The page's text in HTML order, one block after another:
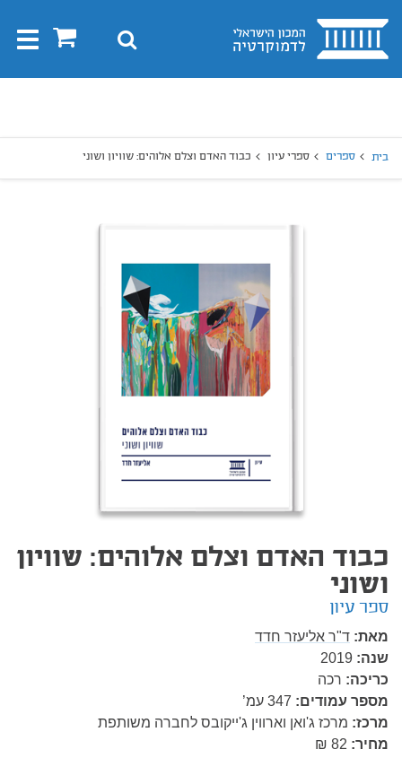
בית 0 חיפוש
בית ספרים ספרי עיון כבוד האדם וצלם אלוהים: שוויון ושוני
כבוד האדם וצלם אלוהים: שוויון
ושוני
ספר עיון
מאת: ד"ר אליעזר חדד
שנה: 2019
כריכה: רכה
מספר עמודים: 347 עמ’
מרכז: מרכז ג'ואן וארווין ג'ייקובס לחברה משותפת
מחיר: